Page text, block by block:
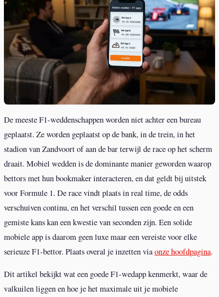
De meeste F1-weddenschappen worden niet achter een bureau
geplaatst. Ze worden geplaatst op de bank, in de trein, in het
stadion van Zandvoort of aan de bar terwijl de race op het scherm
draait. Mobiel wedden is de dominante manier geworden waarop
bettors met hun bookmaker interacteren, en dat geldt bij uitstek
voor Formule 1. De race vindt plaats in real time, de odds
verschuiven continu, en het verschil tussen een goede en een
gemiste kans kan een kwestie van seconden zijn. Een solide
mobiele app is daarom geen luxe maar een vereiste voor elke
serieuze F1-bettor. Plaats overal je inzetten viaonze hoofdpagina.
Dit artikel bekijkt wat een goede F1-wedapp kenmerkt, waar de
valkuilen liggen en hoe je het maximale uit je mobiele